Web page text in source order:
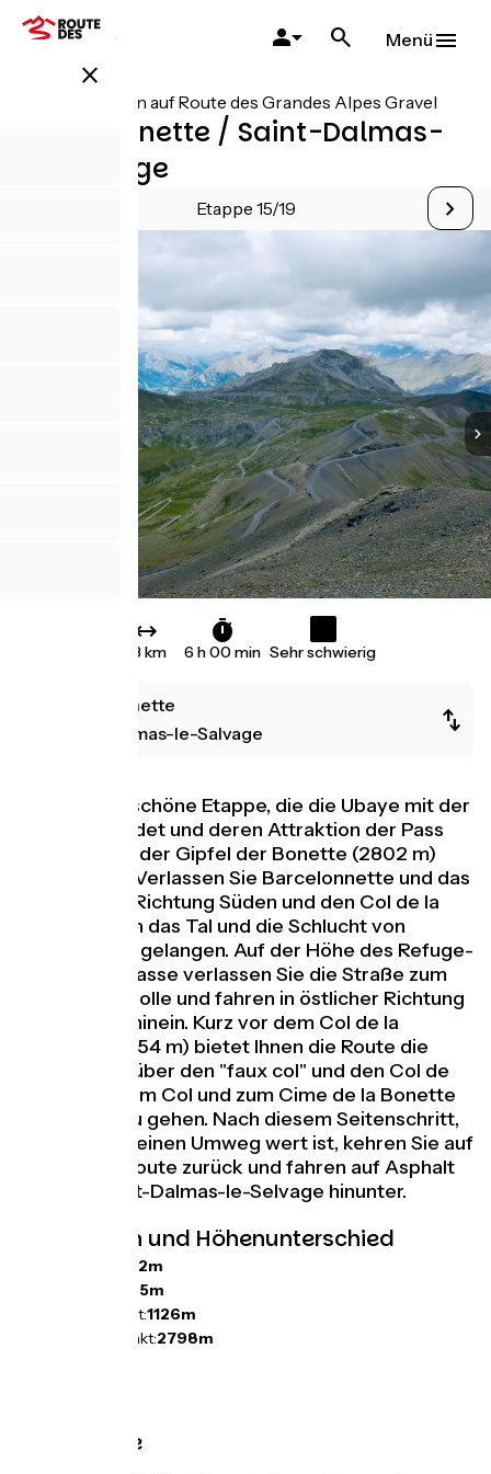
Direkt
zum
close
Menü
Alle Etappen auf Route des Grandes Alpes Gravel
Barcelonnette / Saint-Dalmas-
le-Salvage
Etappe 15/19
53 km 6 h 00 min Sehr schwierig
Barcelonnette
Saint-Dalmas-le-Salvage
Eine wunderschöne Etappe, die die Ubaye mit der
Tinée verbindet und deren Attraktion der Pass
(2715 m) und der Gipfel der Bonette (2802 m)
sein können. Verlassen Sie Barcelonnette und das
Ubaye-Tal in Richtung Süden und den Col de la
Cayolle, um in das Tal und die Schlucht von
Bachelard zu gelangen. Auf der Höhe des Refuge-
Hôtel de Bayasse verlassen Sie die Straße zum
Col de la Cayolle und fahren in östlicher Richtung
in die Berge hinein. Kurz vor dem Col de la
Moutière (2454 m) bietet Ihnen die Route die
Möglichkeit, über den "faux col" und den Col de
Restefond zum Col und zum Cime de la Bonette
und zurück zu gehen. Nach diesem Seitenschritt,
der mehr als einen Umweg wert ist, kehren Sie auf
die Etappenroute zurück und fahren auf Asphalt
bis nach Saint-Dalmas-le-Selvage hinunter.
Steigungen und Höhenunterschied
1722m
1365m
Tiefster Punkt:1126m
Höchster Punkt:2798m
Wegpunkte